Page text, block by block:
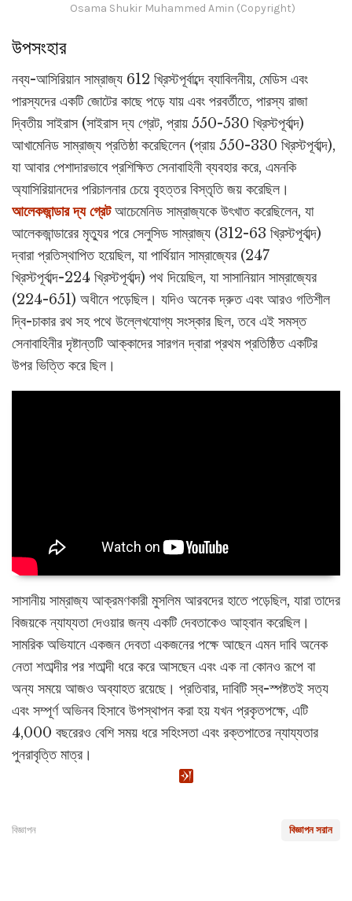
Osama Shukir Muhammed Amin (Copyright)
উপসংহার
নব্য-আসিরিয়ান সাম্রাজ্য 612 খ্রিস্টপূর্বাব্দে ব্যাবিলনীয়, মেডিস এবং
পারস্যদের একটি জোটের কাছে পড়ে যায় এবং পরবর্তীতে, পারস্য রাজা
দ্বিতীয় সাইরাস (সাইরাস দ্য গ্রেট, প্রায় 550-530 খ্রিস্টপূর্বাব্দ)
আখামেনিড সাম্রাজ্য প্রতিষ্ঠা করেছিলেন (প্রায় 550-330 খ্রিস্টপূর্বাব্দ),
যা আবার পেশাদারভাবে প্রশিক্ষিত সেনাবাহিনী ব্যবহার করে, এমনকি
অ্যাসিরিয়ানদের পরিচালনার চেয়ে বৃহত্তর বিস্তৃতি জয় করেছিল।
আলেকজান্ডার দ্য গ্রেটআচেমেনিড সাম্রাজ্যকে উৎখাত করেছিলেন, যা
আলেকজান্ডারের মৃত্যুর পরে সেলুসিড সাম্রাজ্য (312-63 খ্রিস্টপূর্বাব্দ)
দ্বারা প্রতিস্থাপিত হয়েছিল, যা পার্থিয়ান সাম্রাজ্যের (247
খ্রিস্টপূর্বাব্দ-224 খ্রিস্টপূর্বাব্দ) পথ দিয়েছিল, যা সাসানিয়ান সাম্রাজ্যের
(224-651) অধীনে পড়েছিল। যদিও অনেক দ্রুত এবং আরও গতিশীল
দ্বি-চাকার রথ সহ পথে উল্লেখযোগ্য সংস্কার ছিল, তবে এই সমস্ত
সেনাবাহিনীর দৃষ্টান্তটি আক্কাদের সারগন দ্বারা প্রথম প্রতিষ্ঠিত একটির
উপর ভিত্তি করে ছিল।
সাসানীয় সাম্রাজ্য আক্রমণকারী মুসলিম আরবদের হাতে পড়েছিল, যারা তাদের
বিজয়কে ন্যায্যতা দেওয়ার জন্য একটি দেবতাকেও আহ্বান করেছিল।
সামরিক অভিযানে একজন দেবতা একজনের পক্ষে আছেন এমন দাবি অনেক
নেতা শতাব্দীর পর শতাব্দী ধরে করে আসছেন এবং এক না কোনও রূপে বা
অন্য সময়ে আজও অব্যাহত রয়েছে। প্রতিবার, দাবিটি স্ব-স্পষ্টতই সত্য
এবং সম্পূর্ণ অভিনব হিসাবে উপস্থাপন করা হয় যখন প্রকৃতপক্ষে, এটি
4,000 বছরেরও বেশি সময় ধরে সহিংসতা এবং রক্তপাতের ন্যায্যতার
পুনরাবৃত্তি মাত্র।
বিজ্ঞাপন সরান
বিজ্ঞাপন